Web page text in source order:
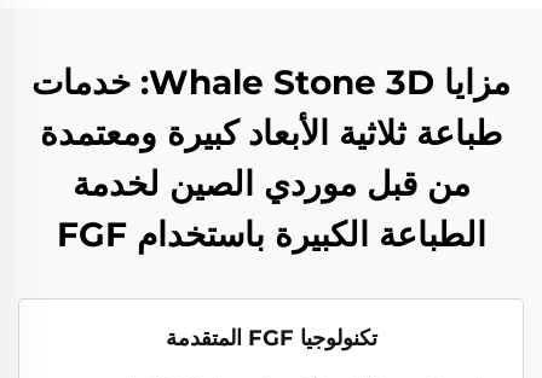
مزايا Whale Stone 3D: خدمات
طباعة ثلاثية الأبعاد كبيرة ومعتمدة
من قبل موردي الصين لخدمة
الطباعة الكبيرة باستخدام FGF
تكنولوجيا FGF المتقدمة